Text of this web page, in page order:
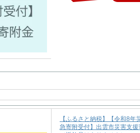
【ふるさと納税】【令和8年
急寄附受付】出雲市災害支援